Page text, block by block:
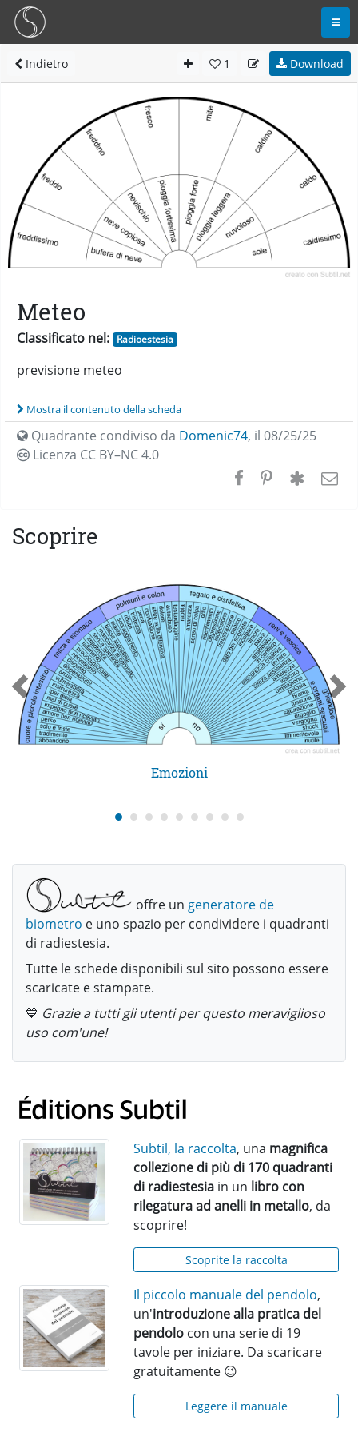
Indietro 1 Download
Meteo
Classificato nel: Radioestesia
previsione meteo
Mostra il contenuto della scheda
Quadrante condiviso da Domenic74, il 08/25/25
Licenza CC BY–NC 4.0
Scoprire
Emozioni
offre un generatore de
biometro e uno spazio per condividere i quadranti
di radiestesia.
Tutte le schede disponibili sul sito possono essere
scaricate e stampate.
💙 Grazie a tutti gli utenti per questo meraviglioso
uso com'une!
Subtil, la raccolta, una magnifica
collezione di più di 170 quadranti
di radiestesia in un libro con
rilegatura ad anelli in metallo, da
scoprire!
Scoprite la raccolta
Il piccolo manuale del pendolo,
un'introduzione alla pratica del
pendolo con una serie di 19
tavole per iniziare. Da scaricare
gratuitamente 😉
Leggere il manuale